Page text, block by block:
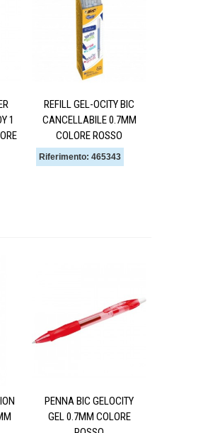
1
REFILL GEL-OCITY BIC
CANCELLABILE 0.7MM
COLORE ROSSO
Riferimento: 465343
PENNA BIC GELOCITY
GEL 0.7MM COLORE